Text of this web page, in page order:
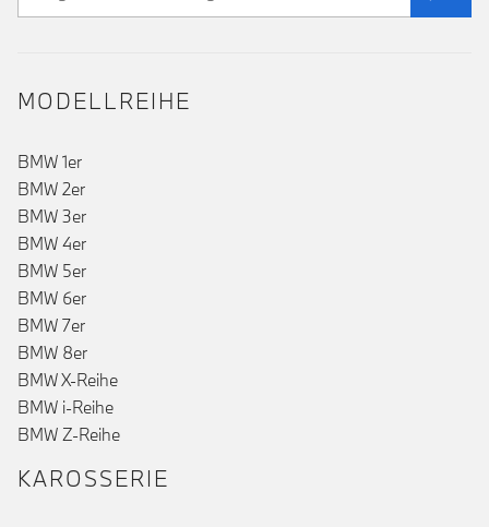
MODELLREIHE
BMW 1er
BMW 2er
BMW 3er
BMW 4er
BMW 5er
BMW 6er
BMW 7er
BMW 8er
BMW X-Reihe
BMW i-Reihe
BMW Z-Reihe
KAROSSERIE